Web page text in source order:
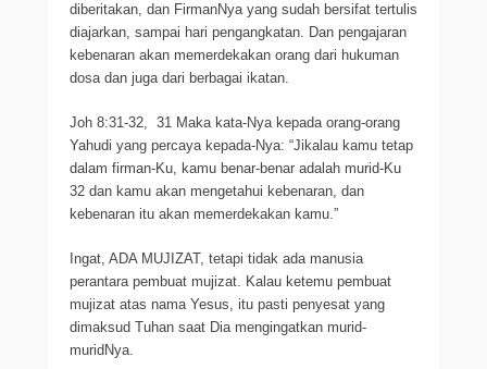
diberitakan, dan FirmanNya yang sudah bersifat tertulis
diajarkan, sampai hari pengangkatan. Dan pengajaran
kebenaran akan memerdekakan orang dari hukuman
dosa dan juga dari berbagai ikatan.
Joh 8:31-32, 31 Maka kata-Nya kepada orang-orang
Yahudi yang percaya kepada-Nya: “Jikalau kamu tetap
dalam firman-Ku, kamu benar-benar adalah murid-Ku
32 dan kamu akan mengetahui kebenaran, dan
kebenaran itu akan memerdekakan kamu.”
Ingat, ADA MUJIZAT, tetapi tidak ada manusia
perantara pembuat mujizat. Kalau ketemu pembuat
mujizat atas nama Yesus, itu pasti penyesat yang
dimaksud Tuhan saat Dia mengingatkan murid-
muridNya.